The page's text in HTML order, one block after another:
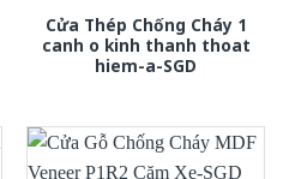
Cửa Thép Chống Cháy 1
canh o kinh thanh thoat
hiem-a-SGD